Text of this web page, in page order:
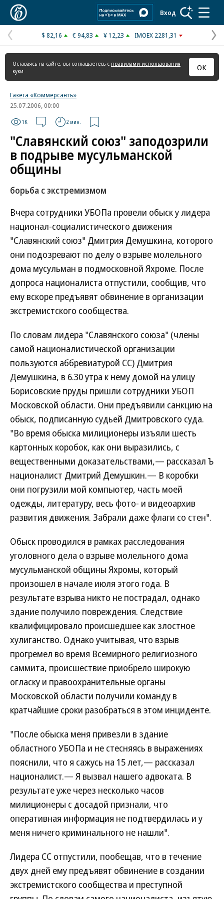
Вход
Предыдущая
страница
$ 82,16 € 94,83 ¥ 12,23 IMOEX 2281,31
Оставаясь на сайте, вы соглашаетесь с правилами использования
куки
ОК
Газета «Коммерсантъ»
25.07.2006, 00:00
1K 2 мин.
"Славянский союз" заподозрили
в подрыве мусульманской
общины
борьба с экстремизмом
Вчера сотрудники УБОПа провели обыск у лидера
национал-социалистического движения
"Славянский союз" Дмитрия Демушкина, которого
они подозревают по делу о взрыве молельного
дома мусульман в подмосковной Яхроме. После
допроса националиста отпустили, сообщив, что
ему вскоре предъявят обвинение в организации
экстремистского сообщества.
По словам лидера "Славянского союза" (члены
самой националистической организации
пользуются аббревиатурой СС) Дмитрия
Демушкина, в 6.30 утра к нему домой на улицу
Борисовские пруды пришли сотрудники УБОП
Московской области. Они предъявили санкцию на
обыск, подписанную судьей Дмитровского суда.
"Во время обыска милиционеры изъяли шесть
картонных коробок, как они выразились, с
вещественными доказательствами,— рассказал Ъ
националист Дмитрий Демушкин.— В коробки
они погрузили мой компьютер, часть моей
одежды, литературу, весь фото- и видеоархив
развития движения. Забрали даже флаги со стен".
Обыск проводился в рамках расследования
уголовного дела о взрыве молельного дома
мусульманской общины Яхромы, который
произошел в начале июля этого года. В
результате взрыва никто не пострадал, однако
здание получило повреждения. Следствие
квалифицировало происшедшее как злостное
хулиганство. Однако учитывая, что взрыв
прогремел во время Всемирного религиозного
саммита, происшествие приобрело широкую
огласку и правоохранительные органы
Московской области получили команду в
кратчайшие сроки разобраться в этом инциденте.
"После обыска меня привезли в здание
областного УБОПа и не стесняясь в выражениях
пояснили, что я сажусь на 15 лет,— рассказал
националист.— Я вызвал нашего адвоката. В
результате уже через несколько часов
милиционеры с досадой признали, что
оперативная информация не подтвердилась и у
меня ничего криминального не нашли".
Лидера СС отпустили, пообещав, что в течение
двух дней ему предъявят обвинение в создании
экстремистского сообщества и преступной